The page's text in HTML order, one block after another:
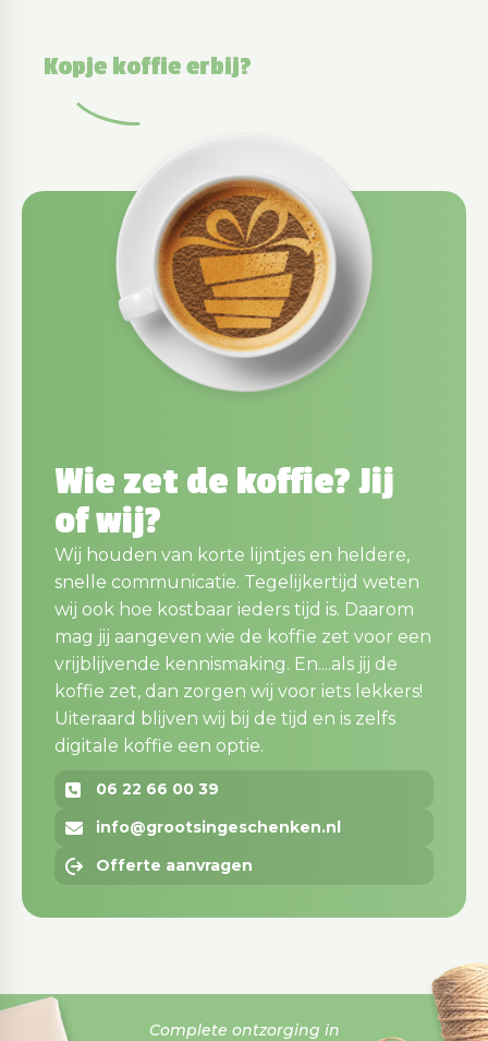
Kopje koffie erbij?
Wie zet de koffie? Jij
of wij?
Wij houden van korte lijntjes en heldere,
snelle communicatie. Tegelijkertijd weten
wij ook hoe kostbaar ieders tijd is. Daarom
mag jij aangeven wie de koffie zet voor een
vrijblijvende kennismaking. En....als jij de
koffie zet, dan zorgen wij voor iets lekkers!
Uiteraard blijven wij bij de tijd en is zelfs
digitale koffie een optie.
06 22 66 00 39
info@grootsingeschenken.nl
Offerte aanvragen
Complete ontzorging in